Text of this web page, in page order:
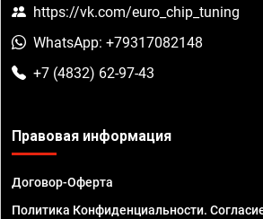
https://vk.com/euro_chip_tuning
WhatsApp: +79317082148
+7 (4832) 62-97-43
Правовая информация
Договор-Оферта
Политика Конфиденциальности.